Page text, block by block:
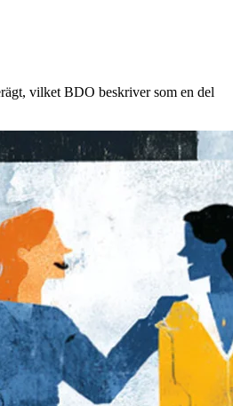
vilket BDO beskriver som en del